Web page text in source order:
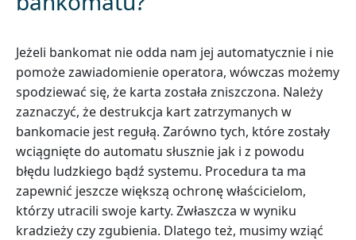
Jeżeli bankomat nie odda nam jej automatycznie i nie
pomoże zawiadomienie operatora, wówczas możemy
spodziewać się, że karta została zniszczona. Należy
zaznaczyć, że destrukcja kart zatrzymanych w
bankomacie jest regułą. Zarówno tych, które zostały
wciągnięte do automatu słusznie jak i z powodu
błędu ludzkiego bądź systemu. Procedura ta ma
zapewnić jeszcze większą ochronę właścicielom,
którzy utracili swoje karty. Zwłaszcza w wyniku
kradzieży czy zgubienia. Dlatego też, musimy wziąć